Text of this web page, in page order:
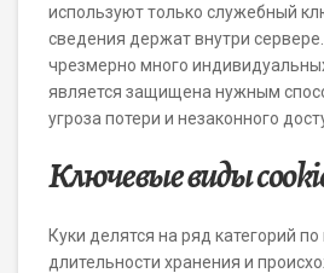
используют только служебный
сведения держат внутри
чрезмерно много
является защищена нужным
угроза потери и незаконного
Ключевые виды
Куки делятся на ряд категорий
длительности хранения и